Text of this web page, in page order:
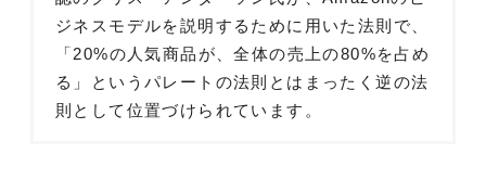
ジネスモデルを説明するために用いた法則で、
「20%の人気商品が、全体の売上の80%を占め
る」というパレートの法則とはまったく逆の法
則として位置づけられています。